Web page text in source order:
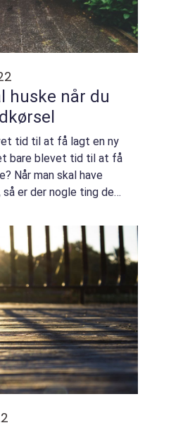
huske når du
tid til at få lagt en ny
bare blevet tid til at få
Når man skal have
er der nogle ting der